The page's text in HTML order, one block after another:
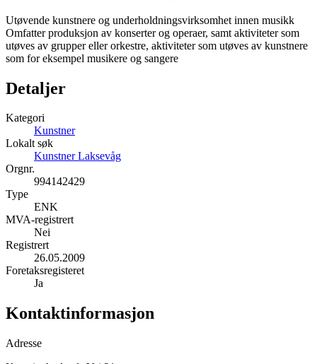
Utøvende kunstnere og underholdningsvirksomhet innen musikk
Omfatter produksjon av konserter og operaer, samt aktiviteter som
utøves av grupper eller orkestre, aktiviteter som utøves av kunstnere
som for eksempel musikere og sangere
Detaljer
Kategori
Kunstner
Lokalt søk
Kunstner Laksevåg
Orgnr.
994142429
Type
ENK
MVA-registrert
Nei
Registrert
26.05.2009
Foretaksregisteret
Ja
Kontaktinformasjon
Adresse